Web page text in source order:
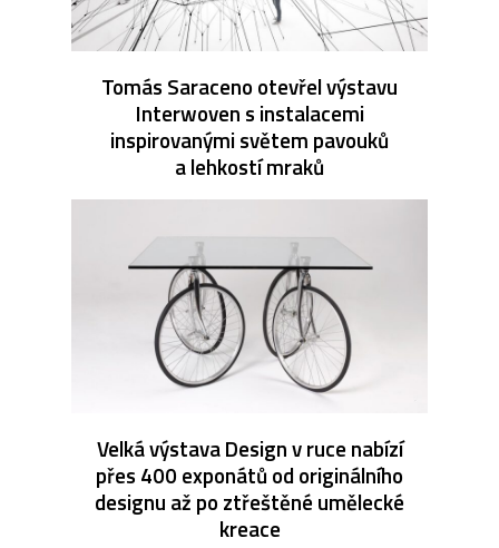
Tomás Saraceno otevřel výstavu
Interwoven s instalacemi
inspirovanými světem pavouků
a lehkostí mraků
Velká výstava Design v ruce nabízí
přes 400 exponátů od originálního
designu až po ztřeštěné umělecké
kreace